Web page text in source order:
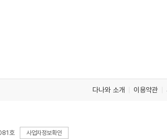
다나와 소개 이용약관
호 사업자정보확인